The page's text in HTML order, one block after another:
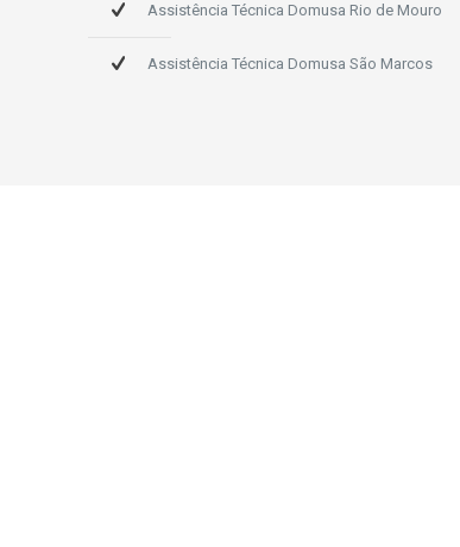
Assistência Técnica Domusa Rio de Mouro
Assistência Técnica Domusa São Marcos